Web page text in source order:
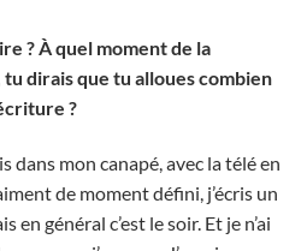
? À quel moment de la
dirais que tu alloues combien
?
dans mon canapé, avec la télé en
de moment défini, j’écris un
en général c’est le soir. Et je n’ai